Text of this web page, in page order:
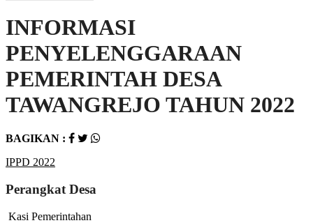
INFORMASI
PENYELENGGARAAN
PEMERINTAH DESA
TAWANGREJO TAHUN 2022
BAGIKAN :
IPPD 2022
Perangkat Desa
Kasi Pemerintahan